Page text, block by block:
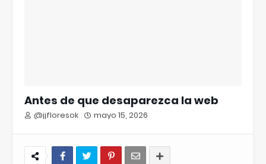
Antes de que desaparezca la web
@jjfloresok mayo 15, 2026